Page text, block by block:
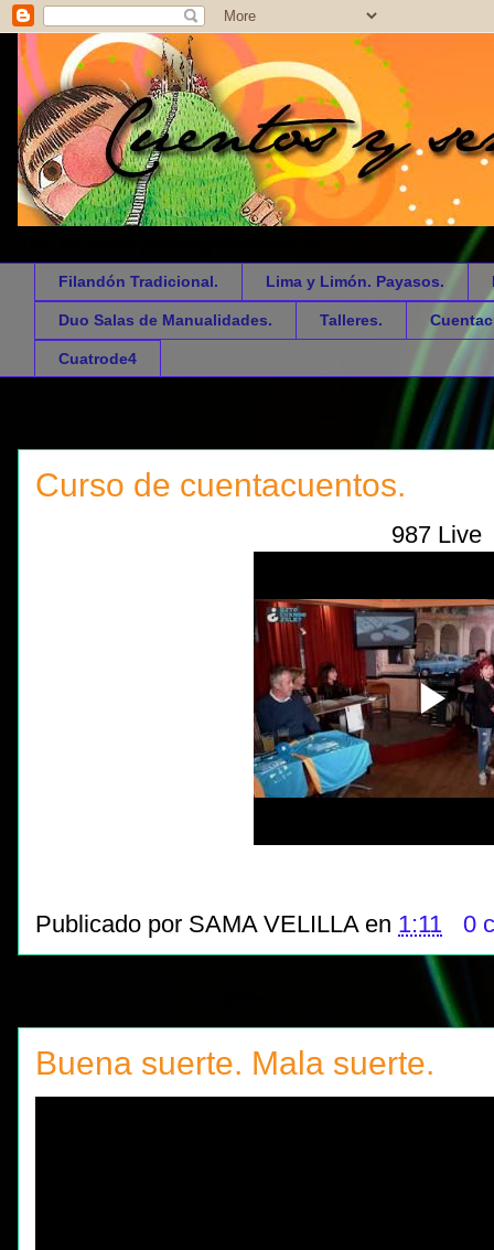
Filandón Tradicional. Lima y Limón. Payasos.
Duo Salas de Manualidades. Talleres.
Cuatrode4
Curso de cuentacuentos.
987 Live
Publicado por SAMA VELILLA en 1:11 0
Buena suerte. Mala suerte.